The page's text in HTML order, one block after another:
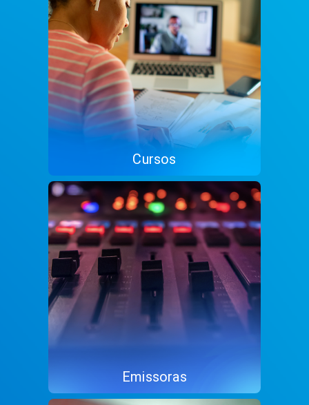
Cursos
Emissoras